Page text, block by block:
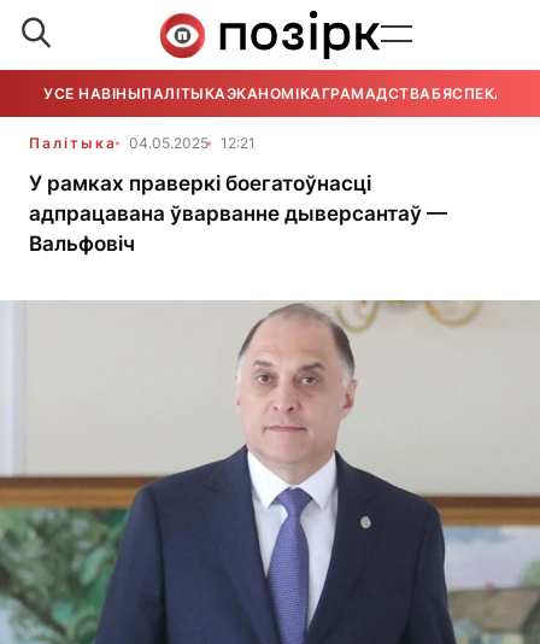
УСЕ НАВІНЫПАЛІТЫКАЭКАНОМІКАГРАМАДСТВАБЯСПЕКА
Палітыка 04.05.2025 12:21
У рамках праверкі боегатоўнасці
адпрацавана ўварванне дыверсантаў —
Вальфовіч